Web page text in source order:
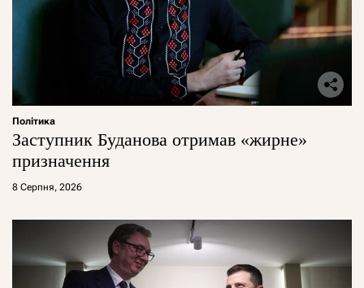
Політика
Заступник Буданова отримав «жирне»
призначення
8 Серпня, 2026